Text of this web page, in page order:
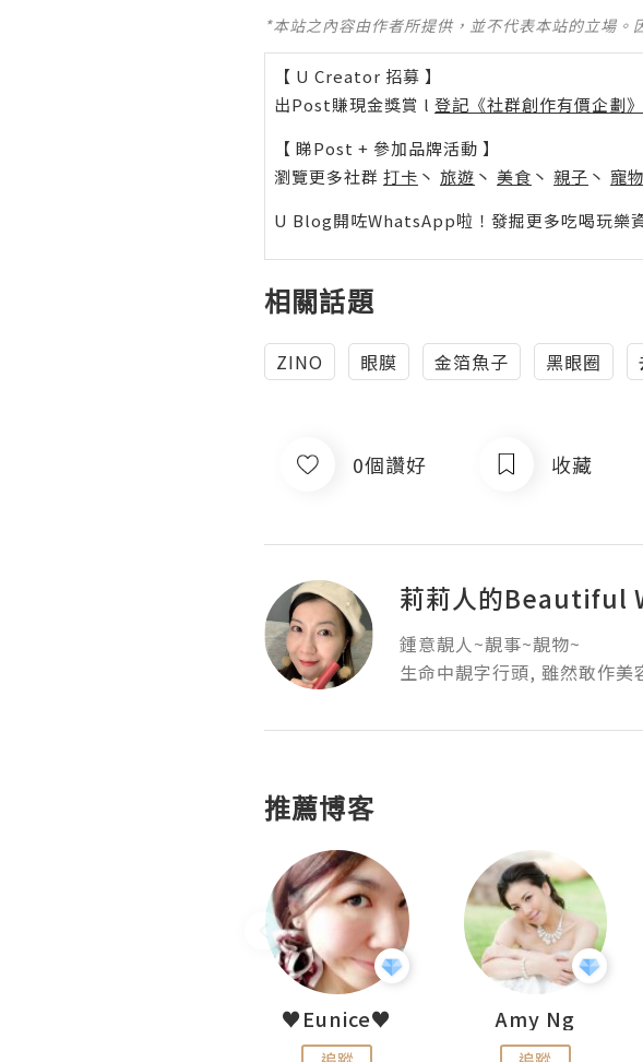
*本站之內容由作者所提供，並不代表本站的立場
【 U Creator 招募 】
出Post賺現金獎賞 l 登記《社群創作有價企劃》
【 睇Post + 參加品牌活動 】
瀏覽更多社群 打卡 丶 旅遊 丶 美食 丶 親子 丶 寵物
U Blog開咗WhatsApp啦！發掘更多吃喝玩樂
相關話題
ZINO 眼膜 金箔魚子 黑眼圈
0個讚好 收藏
莉莉人的Beautiful
鍾意靚人~靚事~靚物~
生命中靚字行頭, 雖然敢作
推薦博客
♥Eunice♥ Amy Ng